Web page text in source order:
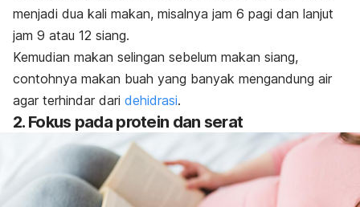
menjadi dua kali makan, misalnya jam 6 pagi dan lanjut
jam 9 atau 12 siang.
Kemudian makan selingan sebelum makan siang,
contohnya makan buah yang banyak mengandung air
agar terhindar dari dehidrasi.
2. Fokus pada protein dan serat